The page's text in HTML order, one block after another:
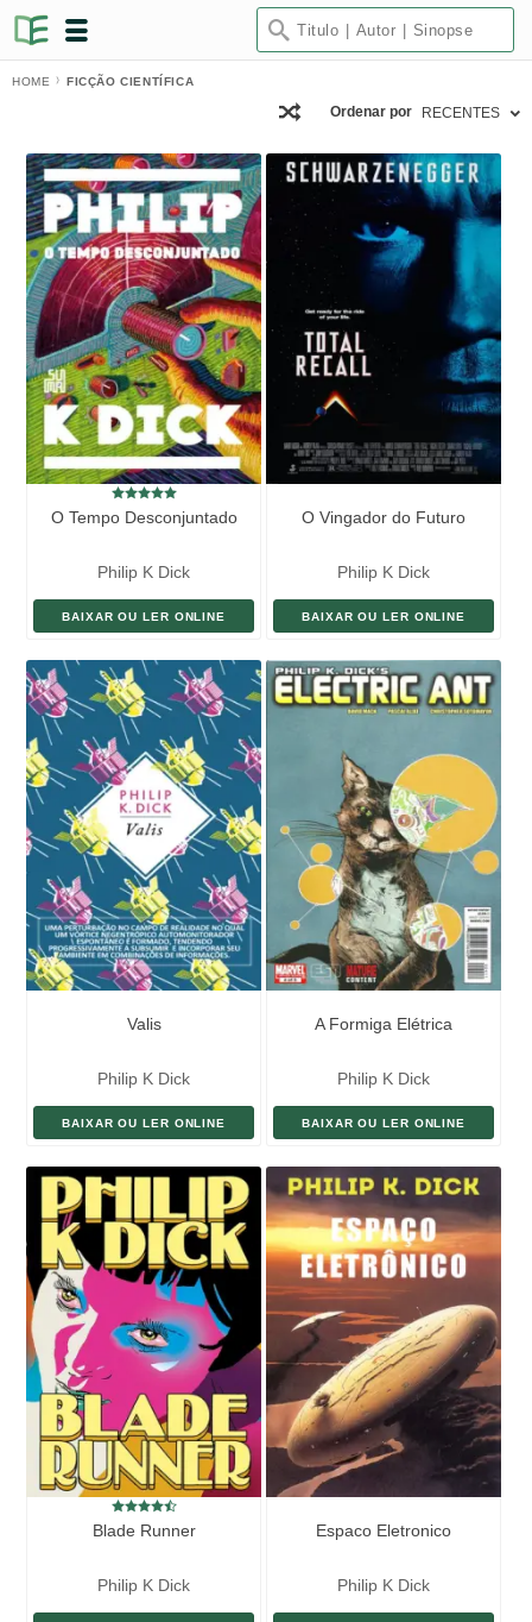
HOME FICÇÃO CIENTÍFICA
Ordenar por RECENTES
O Tempo Desconjuntado
Philip K Dick
BAIXAR OU LER ONLINE
O Vingador do Futuro
Philip K Dick
BAIXAR OU LER ONLINE
Valis
Philip K Dick
BAIXAR OU LER ONLINE
A Formiga Elétrica
Philip K Dick
BAIXAR OU LER ONLINE
Blade Runner
Philip K Dick
Espaco Eletronico
Philip K Dick